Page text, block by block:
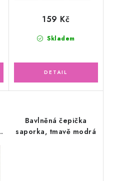
Skladem
159 Kč
Bavlněná čepička
saporka, tmavě modrá